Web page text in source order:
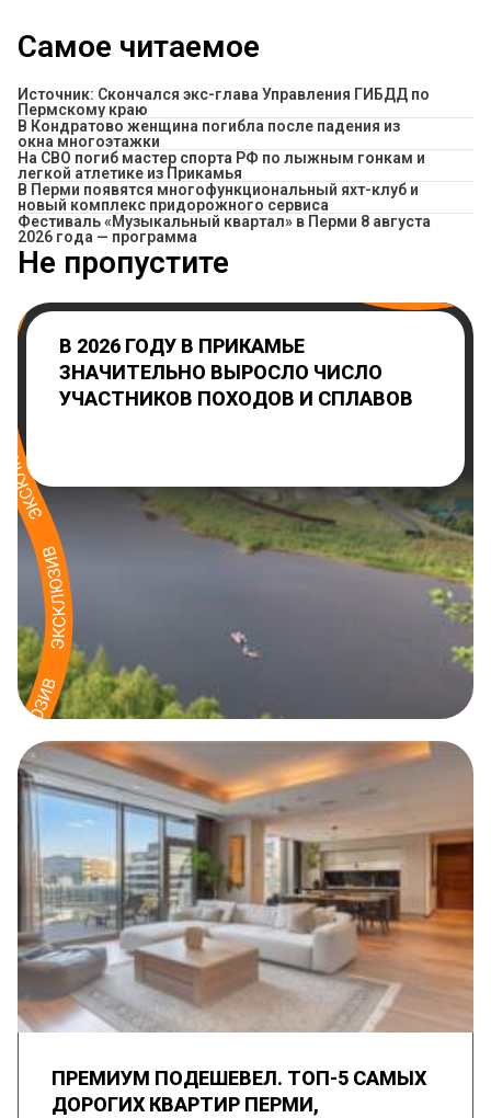
Самое читаемое
Источник: Скончался экс-глава Управления ГИБДД по
Пермскому краю
В Кондратово женщина погибла после падения из
окна многоэтажки
На СВО погиб мастер спорта РФ по лыжным гонкам и
легкой атлетике из Прикамья
В Перми появятся многофункциональный яхт-клуб и
новый комплекс придорожного сервиса
Фестиваль «Музыкальный квартал» в Перми 8 августа
2026 года — программа
Не пропустите
В 2026 ГОДУ В ПРИКАМЬЕ
ЗНАЧИТЕЛЬНО ВЫРОСЛО ЧИСЛО
УЧАСТНИКОВ ПОХОДОВ И СПЛАВОВ
ПРЕМИУМ ПОДЕШЕВЕЛ. ТОП-5 САМЫХ
ДОРОГИХ КВАРТИР ПЕРМИ,